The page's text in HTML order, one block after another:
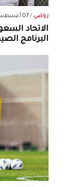
رياضي /07 أغسطس 2026
الاتحاد
البرنامج